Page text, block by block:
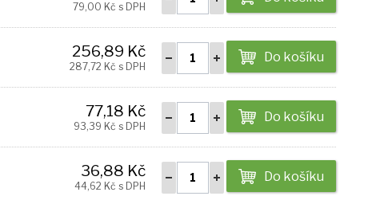
79,00 Kč s DPH
Do košíku
256,89 Kč
287,72 Kč s DPH
Do košíku
77,18 Kč
93,39 Kč s DPH
Do košíku
36,88 Kč
44,62 Kč s DPH